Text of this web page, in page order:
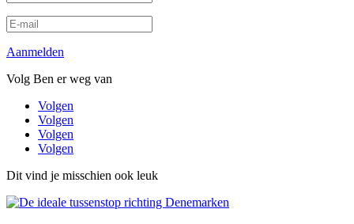
Aanmelden
Volg Ben er weg van
Volgen
Volgen
Volgen
Volgen
Dit vind je misschien ook leuk